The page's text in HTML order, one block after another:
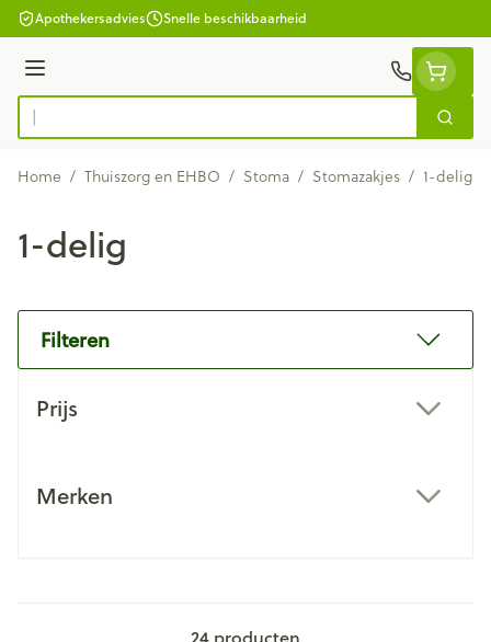
Ga naar de inhoud
Apothekersadvies Snelle beschikbaarheid
Menu
Product, merk, categorie...
Zoek
Home / Thuiszorg en EHBO / Stoma / Stomazakjes / 1-delig
1-delig
Filteren
Prijs
Merken